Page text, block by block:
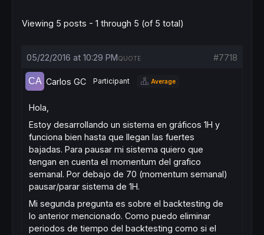
Viewing 5 posts - 1 through 5 (of 5 total)
05/22/2016 at 10:29 PM #7718
QUOTE
Carlos GC Participant Average
Hola,
Estoy desarrollando un sistema en gráficos 1H y
funciona bien hasta que llegan las fuertes
bajadas. Para pausar mi sistema quiero que
tengan en cuenta el momentum del grafico
semanal. Por debajo de 70 (momentum semanal)
pausar/parar sistema de 1H.
Mi segunda pregunta es sobre el backtesting de
lo anterior mencionado. Como puedo eliminar
periodos de tiempo del backtesting como si el